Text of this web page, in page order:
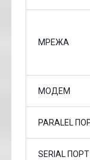
МРЕЖА
МОДЕМ
PARALEL
SERIAL ПОРТ